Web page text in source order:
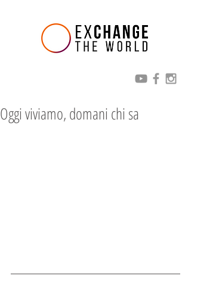
Oggi viviamo, domani chi sa